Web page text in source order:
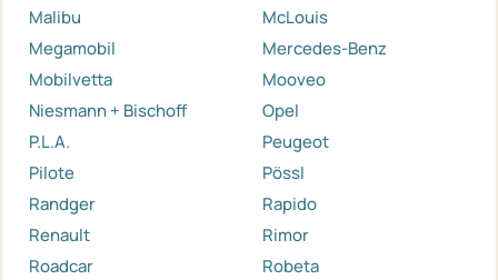
Malibu
McLouis
Megamobil
Mercedes-Benz
Mobilvetta
Mooveo
Niesmann + Bischoff
Opel
P.L.A.
Peugeot
Pilote
Pössl
Randger
Rapido
Renault
Rimor
Roadcar
Robeta